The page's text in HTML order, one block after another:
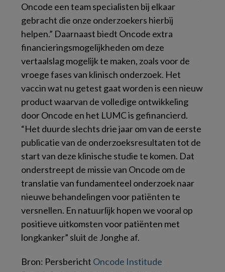
Oncode een team specialisten bij elkaar
gebracht die onze onderzoekers hierbij
helpen.” Daarnaast biedt Oncode extra
financieringsmogelijkheden om deze
vertaalslag mogelijk te maken, zoals voor de
vroege fases van klinisch onderzoek. Het
vaccin wat nu getest gaat worden is een nieuw
product waarvan de volledige ontwikkeling
door Oncode en het LUMC is gefinancierd.
“Het duurde slechts drie jaar om van de eerste
publicatie van de onderzoeksresultaten tot de
start van deze klinische studie te komen. Dat
onderstreept de missie van Oncode om de
translatie van fundamenteel onderzoek naar
nieuwe behandelingen voor patiënten te
versnellen. En natuurlijk hopen we vooral op
positieve uitkomsten voor patiënten met
longkanker” sluit de Jonghe af.
Bron: Persbericht Oncode Institude